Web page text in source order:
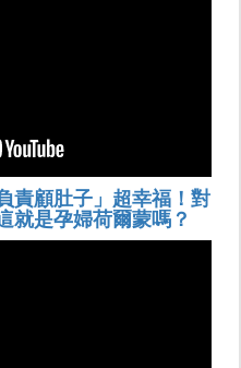
責顧肚子」超幸福！對
就是孕婦荷爾蒙嗎？